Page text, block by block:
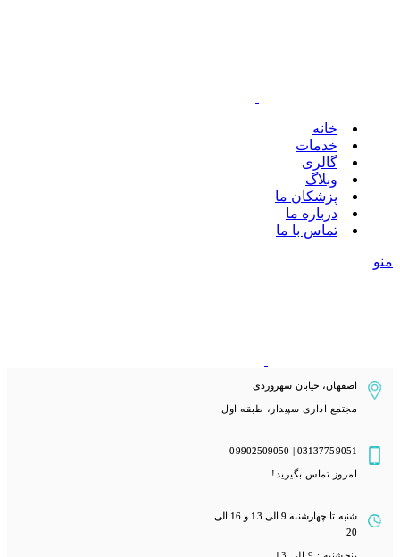
خانه
خدمات
گالری
وبلاگ
پزشکان ما
درباره ما
تماس با ما
منو
اصفهان، خیابان سهروردی
مجتمع اداری سپیدار، طبقه اول
03137759051 | 09902509050
امروز تماس بگیرید!
شنبه تا چهارشنبه 9 الی 13 و 16 الی
20